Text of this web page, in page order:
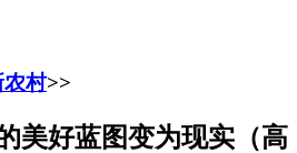
农村>>
美好蓝图变为现实（高